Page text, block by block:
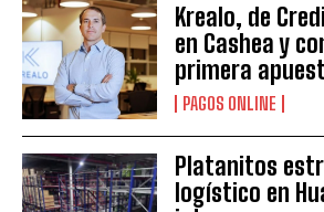
Krealo, de
en Cashea y
primera
PAGOS ONLINE
Platanitos
logístico en